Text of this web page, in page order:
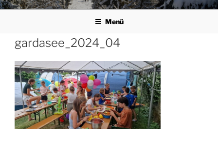
Menü
gardasee_2024_04